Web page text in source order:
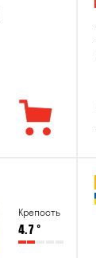
Крепость
4.7°